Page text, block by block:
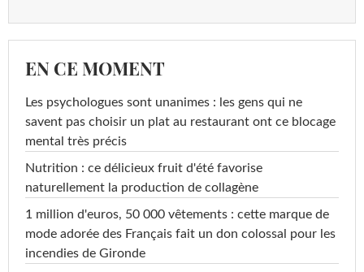
EN CE MOMENT
Les psychologues sont unanimes : les gens qui ne
savent pas choisir un plat au restaurant ont ce blocage
mental très précis
Nutrition : ce délicieux fruit d'été favorise
naturellement la production de collagène
1 million d'euros, 50 000 vêtements : cette marque de
mode adorée des Français fait un don colossal pour les
incendies de Gironde